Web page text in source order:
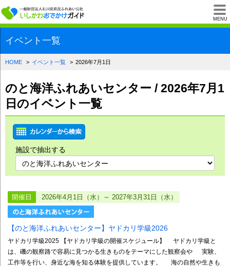
MENU
一般財団法人石川
イベント一覧
HOME イベント一覧 2026年7月1日
のと海洋ふれあいセンター / 2026年7月1
日のイベント一覧
施設で抽出する
開催日 2026年4月1日（水）～ 2027年3月31日（水）
【のと海洋ふれあいセンター】ヤドカリ学級2026
ヤドカリ学級2025 【ヤドカリ学級の開催スケジュール】 ヤドカリ学級と
は、磯の観察路で容易に見つかる生きものをテーマにした観察会や 実験、
工作等を行い、身近な海を知る体験を提供しています。 海の自然や生きも